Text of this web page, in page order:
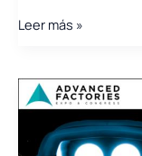
El
en
marcha
#CECVDesayunos,
Leer más »